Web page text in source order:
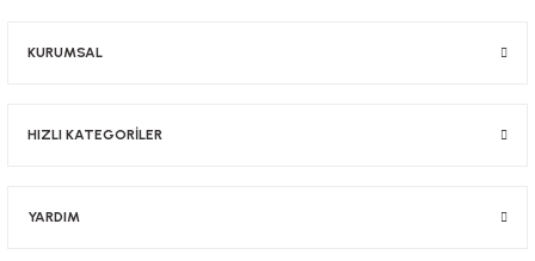
KURUMSAL
HIZLI KATEGORİLER
YARDIM